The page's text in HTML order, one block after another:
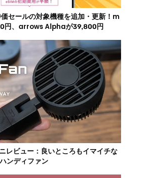
セールの対象機種を追加・更新！m
円、arrows Alphaが39,800円
レビュー：良いところもイマイチな
ンディファン